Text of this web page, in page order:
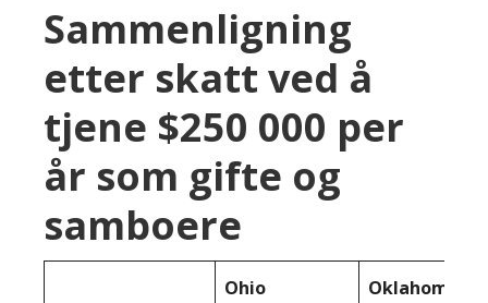
Sammenligning
etter skatt ved å
tjene $250 000 per
år som gifte og
samboere
Ohio Oklahoma